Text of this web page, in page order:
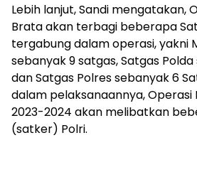
Lebih lanjut, Sandi mengatakan,
Brata akan terbagi beberapa
tergabung dalam operasi, yakni
sebanyak 9 satgas, Satgas
dan Satgas Polres sebanyak 6
dalam pelaksanaannya,
2023-2024 akan melibatkan
(satker) Polri.